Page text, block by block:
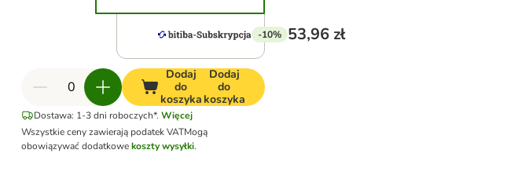
-10% 53,96 zł
Dodaj
do
koszyka
Dodaj
do
koszyka
Dostawa: 1-3 dni roboczych*. Więcej
Wszystkie ceny zawierają podatek VATMogą
obowiązywać dodatkowekoszty wysyłki.